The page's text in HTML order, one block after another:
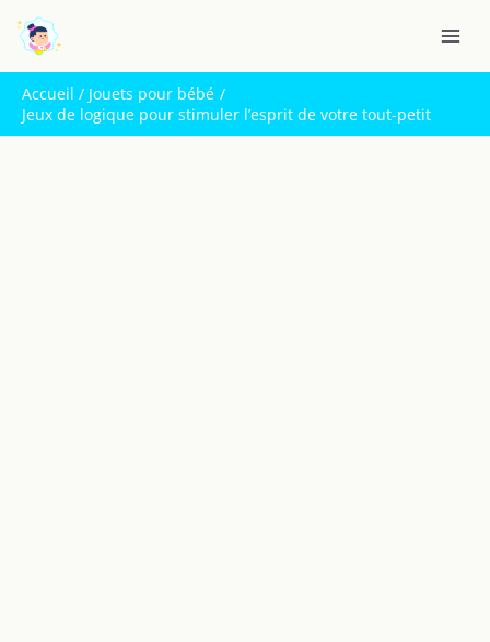
contenu
Accueil
Jouets pour bébé
Jeux de logique pour stimuler l’esprit de votre tout-petit
e
c
h
e